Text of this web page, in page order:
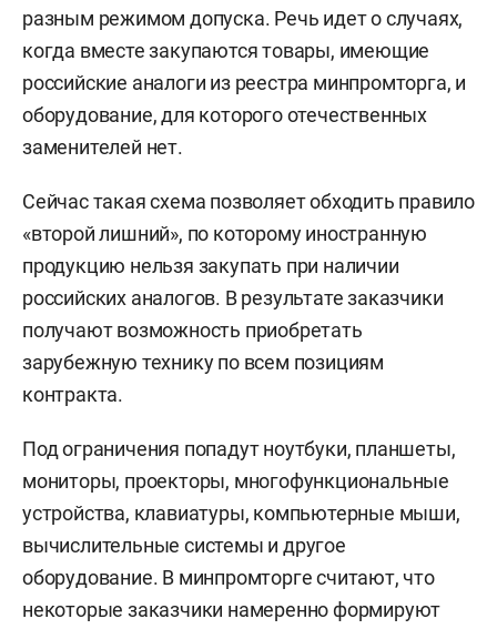
разным режимом допуска. Речь идет о случаях,
когда вместе закупаются товары, имеющие
российские аналоги из реестра минпромторга, и
оборудование, для которого отечественных
заменителей нет.
Сейчас такая схема позволяет обходить правило
«второй лишний», по которому иностранную
продукцию нельзя закупать при наличии
российских аналогов. В результате заказчики
получают возможность приобретать
зарубежную технику по всем позициям
контракта.
Под ограничения попадут ноутбуки, планшеты,
мониторы, проекторы, многофункциональные
устройства, клавиатуры, компьютерные мыши,
вычислительные системы и другое
оборудование. В минпромторге считают, что
некоторые заказчики намеренно формируют